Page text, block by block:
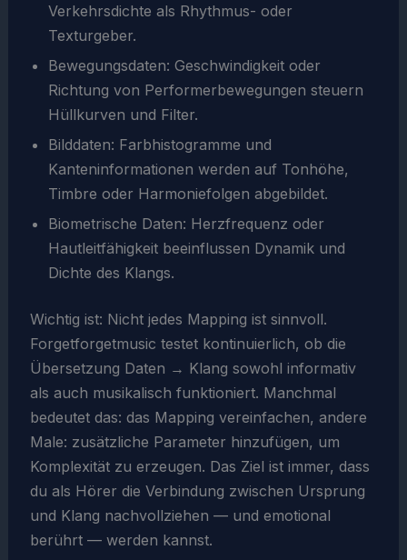
Verkehrsdichte als Rhythmus- oder
Texturgeber.
Bewegungsdaten: Geschwindigkeit oder
Richtung von Performerbewegungen steuern
Hüllkurven und Filter.
Bilddaten: Farbhistogramme und
Kanteninformationen werden auf Tonhöhe,
Timbre oder Harmoniefolgen abgebildet.
Biometrische Daten: Herzfrequenz oder
Hautleitfähigkeit beeinflussen Dynamik und
Dichte des Klangs.
Wichtig ist: Nicht jedes Mapping ist sinnvoll.
Forgetforgetmusic testet kontinuierlich, ob die
Übersetzung Daten → Klang sowohl informativ
als auch musikalisch funktioniert. Manchmal
bedeutet das: das Mapping vereinfachen, andere
Male: zusätzliche Parameter hinzufügen, um
Komplexität zu erzeugen. Das Ziel ist immer, dass
du als Hörer die Verbindung zwischen Ursprung
und Klang nachvollziehen — und emotional
berührt — werden kannst.